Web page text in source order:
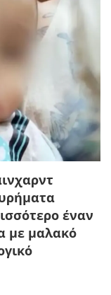
έναν
με μαλακό